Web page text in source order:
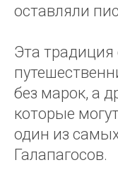
оставляли
Эта традиция
без марок, а
которые
один из
Галапагосов.